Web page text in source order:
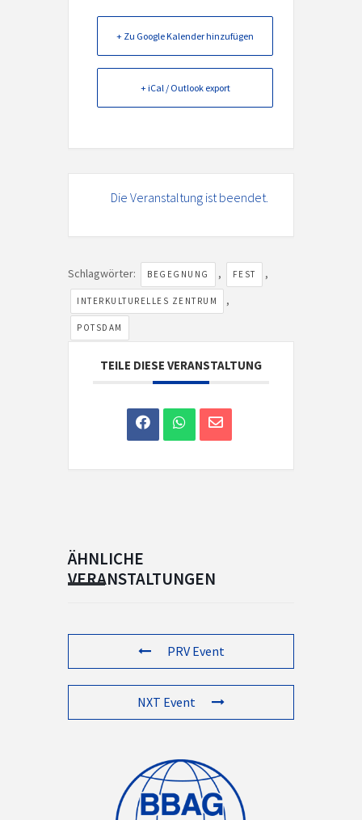
+ Zu Google Kalender hinzufügen
+ iCal / Outlook export
Die Veranstaltung ist beendet.
Schlagwörter: BEGEGNUNG , FEST ,
INTERKULTURELLES ZENTRUM ,
POTSDAM
TEILE DIESE VERANSTALTUNG
ÄHNLICHE
VERANSTALTUNGEN
PRV Event
NXT Event